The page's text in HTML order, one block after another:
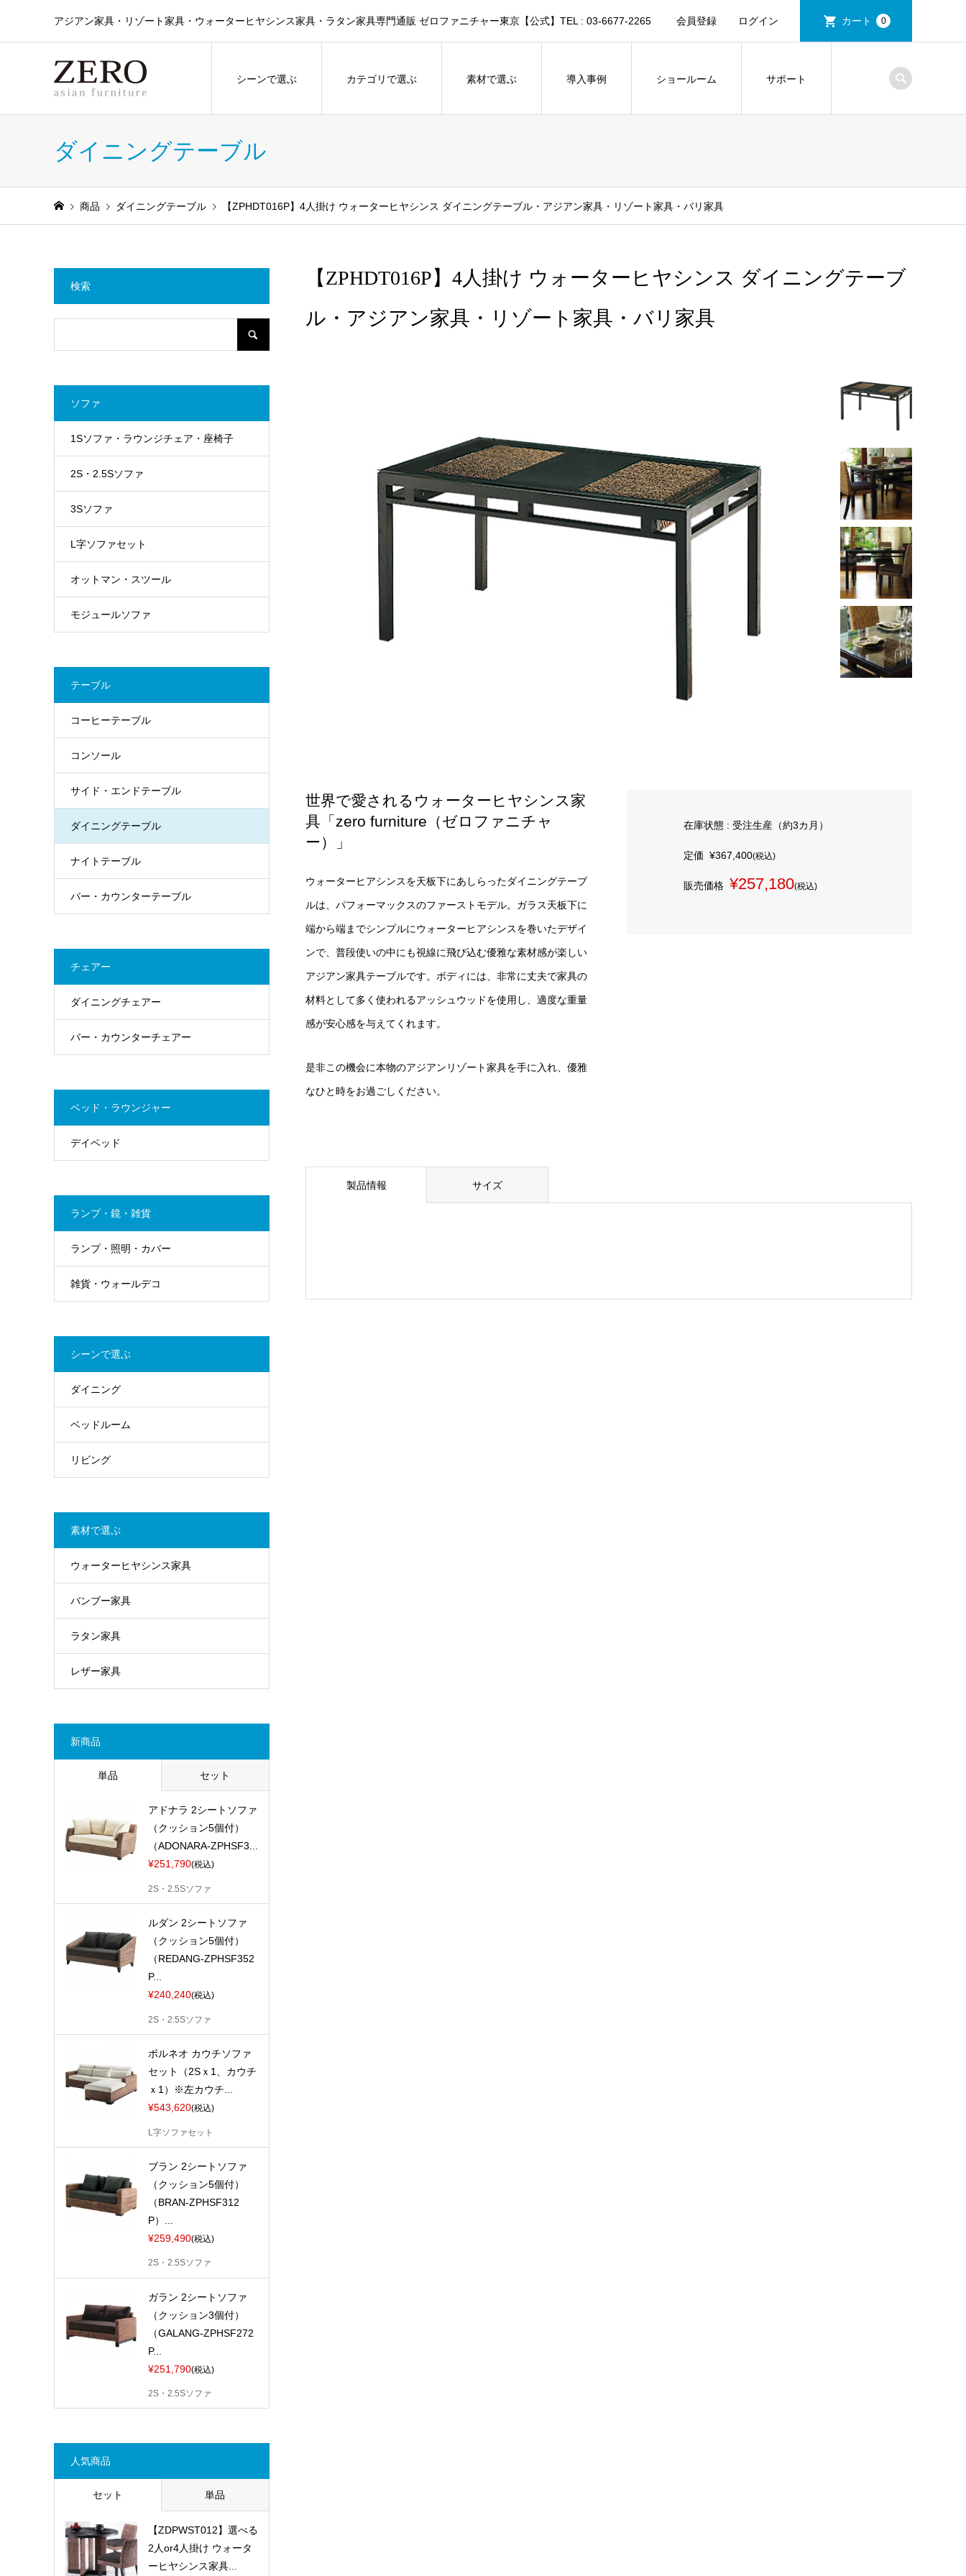
アジアン家具・リゾート家具・ウォーターヒヤシンス家具・ラタン家具専門通販 ゼロファニチャー東京【公式】TEL : 03-6677-2265 会員登録 ログイン カート 0
シーンで選ぶ カテゴリで選ぶ 素材で選ぶ 導入事例 ショールーム サポート
ダイニングテーブル
商品 ダイニングテーブル 【ZPHDT016P】4人掛け ウォーターヒヤシンス ダイニングテーブル・アジアン家具・リゾート家具・バリ家具
【ZPHDT016P】4人掛け ウォーターヒヤシンス ダイニングテーブ
ル・アジアン家具・リゾート家具・バリ家具
世界で愛されるウォーターヒヤシンス家
具「zero furniture（ゼロファニチャ
ー）」
ウォーターヒアシンスを天板下にあしらったダイニングテーブ
ルは、パフォーマックスのファーストモデル。ガラス天板下に
端から端までシンプルにウォーターヒアシンスを巻いたデザイ
ンで、普段使いの中にも視線に飛び込む優雅な素材感が楽しい
アジアン家具テーブルです。ボディには、非常に丈夫で家具の
材料として多く使われるアッシュウッドを使用し、適度な重量
感が安心感を与えてくれます。
是非この機会に本物のアジアンリゾート家具を手に入れ、優雅
なひと時をお過ごしください。
在庫状態 : 受注生産（約3カ月）
定価¥367,400(税込)
販売価格 ¥257,180(税込)
製品情報 サイズ
検索
ソファ
1Sソファ・ラウンジチェア・座椅子
2S・2.5Sソファ
3Sソファ
L字ソファセット
オットマン・スツール
モジュールソファ
テーブル
コーヒーテーブル
コンソール
サイド・エンドテーブル
ダイニングテーブル
ナイトテーブル
バー・カウンターテーブル
チェアー
ダイニングチェアー
バー・カウンターチェアー
ベッド・ラウンジャー
デイベッド
ランプ・鏡・雑貨
ランプ・照明・カバー
雑貨・ウォールデコ
シーンで選ぶ
ダイニング
ベッドルーム
リビング
素材で選ぶ
ウォーターヒヤシンス家具
バンブー家具
ラタン家具
レザー家具
新商品
単品 セット
アドナラ 2シートソファ
（クッション5個付）
（ADONARA-ZPHSF3...
¥251,790(税込)
2S・2.5Sソファ
ルダン 2シートソファ
（クッション5個付）
（REDANG-ZPHSF352
P...
¥240,240(税込)
2S・2.5Sソファ
ボルネオ カウチソファ
セット（2Sｘ1、カウチ
ｘ1）※左カウチ...
¥543,620(税込)
L字ソファセット
ブラン 2シートソファ
（クッション5個付）
（BRAN-ZPHSF312
P）...
¥259,490(税込)
2S・2.5Sソファ
ガラン 2シートソファ
（クッション3個付）
（GALANG-ZPHSF272
P...
¥251,790(税込)
2S・2.5Sソファ
人気商品
セット 単品
【ZDPWST012】選べる
2人or4人掛け ウォータ
ーヒヤシンス家具...